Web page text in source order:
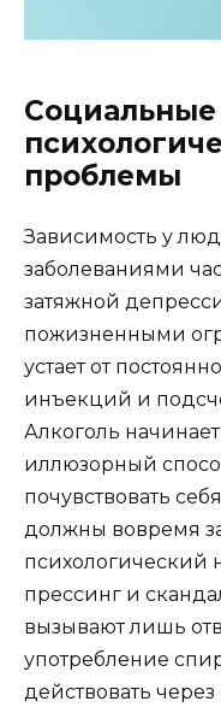
Социальные
проблемы
Зависимость у
заболеваниями
затяжной
пожизненными
устает от
инъекций и
Алкоголь
иллюзорный
почувствовать
должны вовремя
психологический
прессинг и
вызывают лишь
употребление
действовать